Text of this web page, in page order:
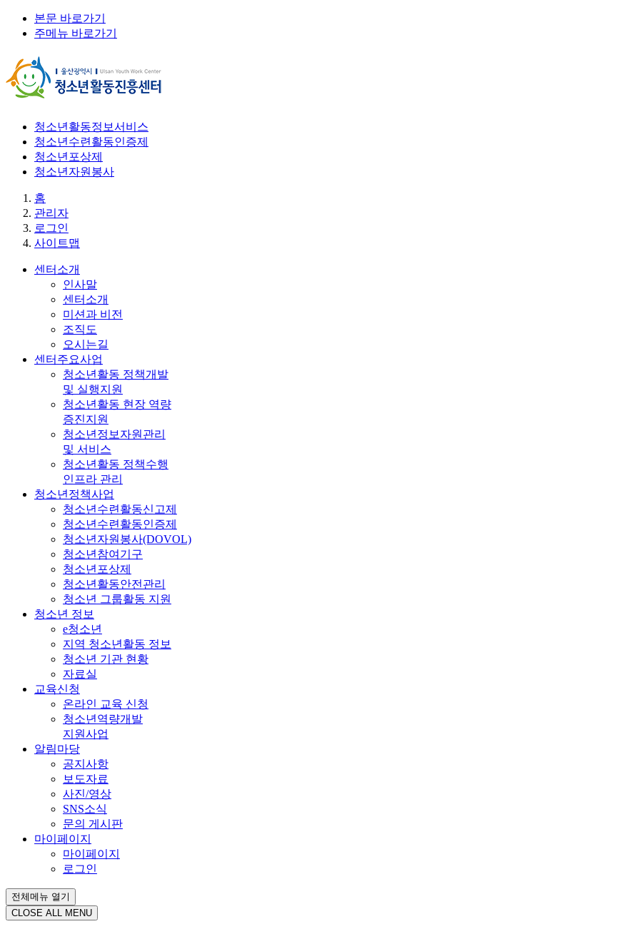
본문 바로가기
주메뉴 바로가기
청소년활동정보서비스
청소년수련활동인증제
청소년포상제
청소년자원봉사
홈
관리자
로그인
사이트맵
센터소개
인사말
센터소개
미션과 비전
조직도
오시는길
센터주요사업
청소년활동 정책개발
및 실행지원
청소년활동 현장 역량
증진지원
청소년정보자원관리
및 서비스
청소년활동 정책수행
인프라 관리
청소년정책사업
청소년수련활동신고제
청소년수련활동인증제
청소년자원봉사(DOVOL)
청소년참여기구
청소년포상제
청소년활동안전관리
청소년 그룹활동 지원
청소년 정보
e청소년
지역 청소년활동 정보
청소년 기관 현황
자료실
교육신청
온라인 교육 신청
청소년역량개발
지원사업
알림마당
공지사항
보도자료
사진/영상
SNS소식
문의 게시판
마이페이지
마이페이지
로그인
전체메뉴 열기
CLOSE ALL MENU